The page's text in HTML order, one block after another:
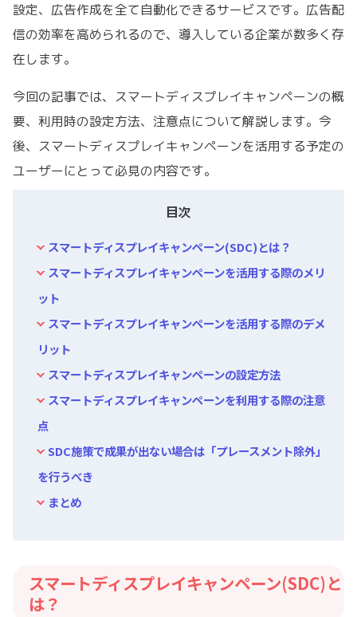
設定、広告作成を全て自動化できるサービスです。広告配
信の効率を高められるので、導入している企業が数多く存
在します。
今回の記事では、スマートディスプレイキャンペーンの概
要、利用時の設定方法、注意点について解説します。今
後、スマートディスプレイキャンペーンを活用する予定の
ユーザーにとって必見の内容です。
目次
スマートディスプレイキャンペーン(SDC)とは？
スマートディスプレイキャンペーンを活用する際のメリ
ット
スマートディスプレイキャンペーンを活用する際のデメ
リット
スマートディスプレイキャンペーンの設定方法
スマートディスプレイキャンペーンを利用する際の注意
点
SDC施策で成果が出ない場合は「プレースメント除外」
を行うべき
まとめ
スマートディスプレイキャンペーン(SDC)と
は？